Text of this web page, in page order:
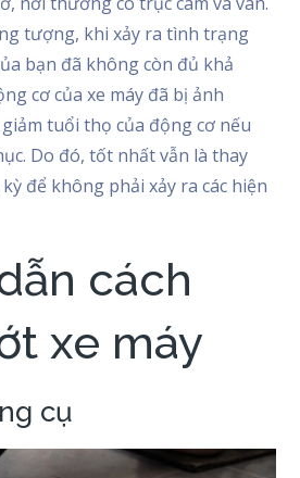
tượng, khi xảy ra tình trạng
bạn đã không còn đủ khả
cơ của xe máy đã bị ảnh
tuổi thọ của động cơ nếu
Do đó, tốt nhất vẫn là thay
để không phải xảy ra các hiện
cách
xe máy
cụ